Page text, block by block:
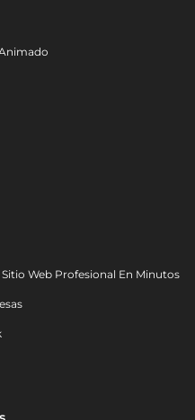
Web Profesional En Minutos